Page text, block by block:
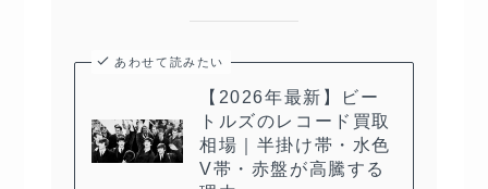
あわせて読みたい
【2026年最新】ビー
トルズのレコード買取
相場｜半掛け帯・水色
V帯・赤盤が高騰する